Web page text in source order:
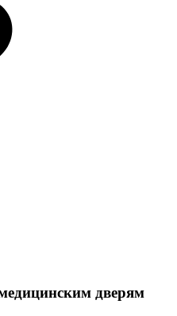
дверям